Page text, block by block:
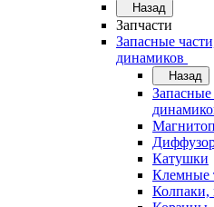
Назад
Запчасти
Запасные
динамиков
Назад
Катушки
Клемные
Колпаки,